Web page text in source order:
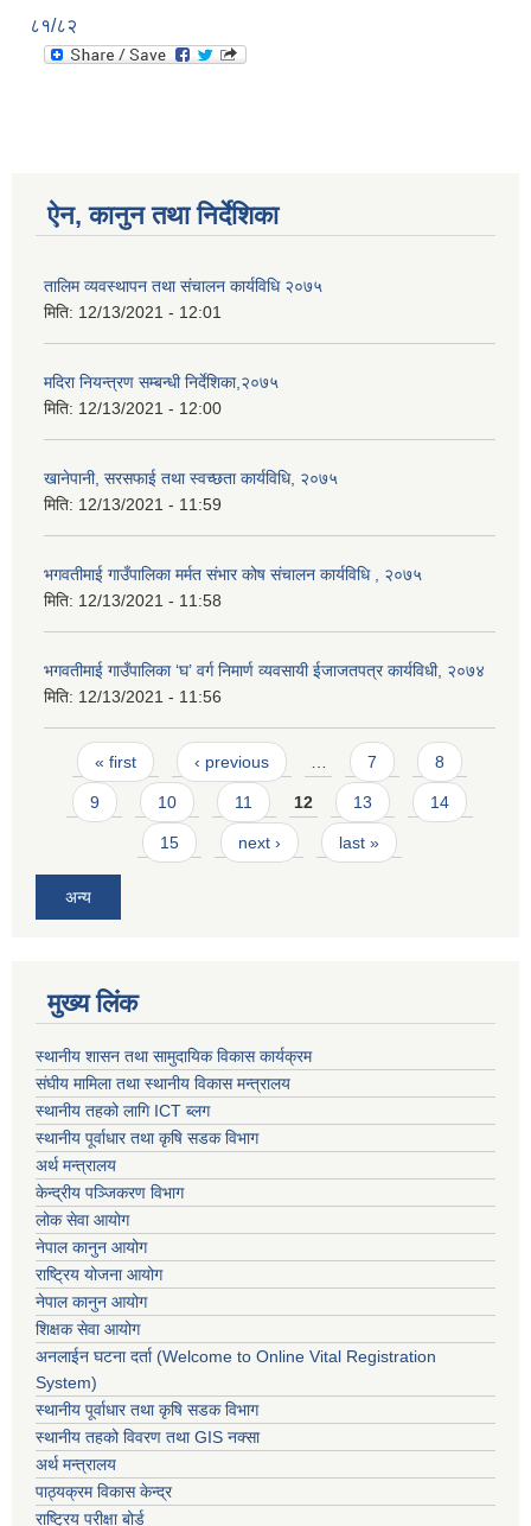
८१/८२
ऐन, कानुन तथा निर्देशिका
तालिम व्यवस्थापन तथा संचालन कार्यविधि २०७५
मिति: 12/13/2021 - 12:01
मदिरा नियन्त्रण सम्बन्धी निर्देशिका,२०७५
मिति: 12/13/2021 - 12:00
खानेपानी, सरसफाई तथा स्वच्छता कार्यविधि, २०७५
मिति: 12/13/2021 - 11:59
भगवतीमाई गाउँपालिका मर्मत संभार कोष संचालन कार्यविधि , २०७५
मिति: 12/13/2021 - 11:58
भगवतीमाई गाउँपालिका ‘घ’ वर्ग निमार्ण व्यवसायी ईजाजतपत्र कार्यविधी, २०७४
मिति: 12/13/2021 - 11:56
Pages
« first ‹ previous 7 8
9 10 11 12 13 14
15 next › last »
अन्य
मुख्य लिंक
स्थानीय शासन तथा सामुदायिक विकास कार्यक्रम
संघीय मामिला तथा स्थानीय विकास मन्त्रालय
स्थानीय तहको लागि ICT ब्लग
स्थानीय पूर्वाधार तथा कृषि सडक विभाग
अर्थ मन्त्रालय
केन्द्रीय पञ्जिकरण विभाग
लोक सेवा आयोग
नेपाल कानुन आयोग
राष्ट्रिय योजना आयोग
नेपाल कानुन आयोग
शिक्षक सेवा आयोग
अनलाईन घटना दर्ता (Welcome to Online Vital Registration
System)
स्थानीय पूर्वाधार तथा कृषि सडक विभाग
स्थानीय तहको विवरण तथा GIS नक्सा
अर्थ मन्त्रालय
पाठ्यक्रम विकास केन्द्र
राष्ट्रिय परीक्षा बोर्ड